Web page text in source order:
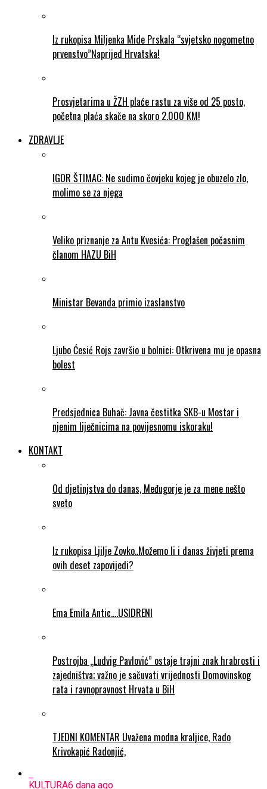
Iz rukopisa Miljenka Mide Prskala “svjetsko nogometno
prvenstvo”Naprijed Hrvatska!
Prosvjetarima u ŽZH plaće rastu za više od 25 posto,
početna plaća skače na skoro 2.000 KM!
ZDRAVLJE
IGOR ŠTIMAC: Ne sudimo čovjeku kojeg je obuzelo zlo,
molimo se za njega
Veliko priznanje za Antu Kvesića: Proglašen počasnim
članom HAZU BiH
Ministar Bevanda primio izaslanstvo
Ljubo Ćesić Rojs završio u bolnici: Otkrivena mu je opasna
bolest
Predsjednica Buhač: Javna čestitka SKB-u Mostar i
njenim liječnicima na povijesnomu iskoraku!
KONTAKT
Od djetinjstva do danas, Međugorje je za mene nešto
sveto
Iz rukopisa Ljilje Zovko..Možemo li i danas živjeti prema
ovih deset zapovijedi?
Ema Emila Antic….USIDRENI
Postrojba „Ludvig Pavlović” ostaje trajni znak hrabrosti i
zajedništva; važno je sačuvati vrijednosti Domovinskog
rata i ravnopravnost Hrvata u BiH
TJEDNI KOMENTAR Uvažena modna kraljice, Rado
Krivokapić Radonjić,
KULTURA6 dana ago